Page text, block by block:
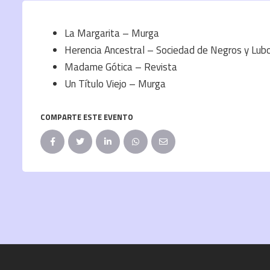
La Margarita – Murga
Herencia Ancestral – Sociedad de Negros y
Madame Gótica – Revista
Un Título Viejo – Murga
COMPARTE ESTE EVENTO